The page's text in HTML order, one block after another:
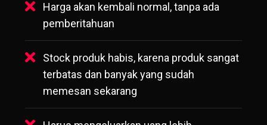
Harga akan kembali normal, tanpa ada
pemberitahuan
Stock produk habis, karena produk sangat
terbatas dan banyak yang sudah
memesan sekarang